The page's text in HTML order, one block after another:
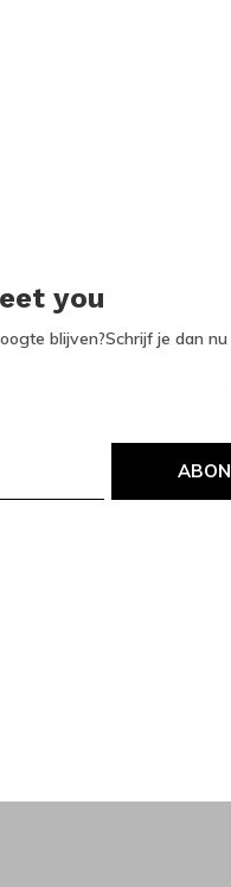
you
blijven?Schrijf je dan